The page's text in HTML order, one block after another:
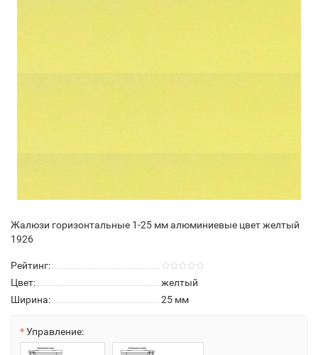
Жалюзи горизонтальные 1-25 мм алюминиевые цвет желтый
1926
Рейтинг:
Цвет:
желтый
Ширина:
25 мм
Управление: